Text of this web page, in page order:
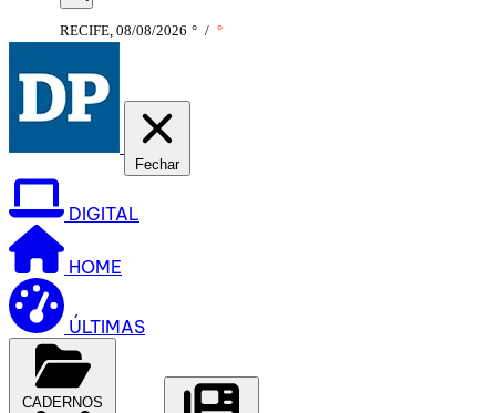
RECIFE, 08/08/2026 ° / °
Fechar
DIGITAL
HOME
ÚLTIMAS
CADERNOS